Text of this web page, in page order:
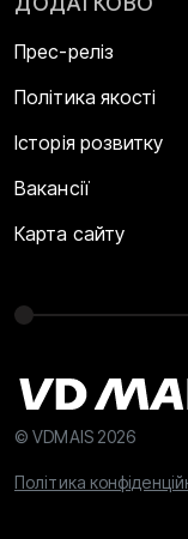
Прес-реліз
Політика якості
Історія розвитку
Вакансії
Карта сайту
© VDMAIS 2026
Політика